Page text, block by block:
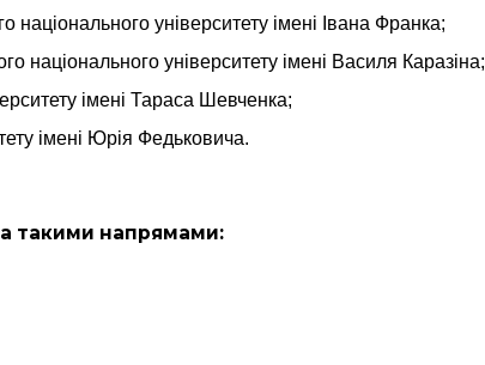
національного університету імені Івана Франка;
національного університету імені Василя Каразіна;
імені Тараса Шевченка;
імені Юрія Федьковича.
такими напрямами: